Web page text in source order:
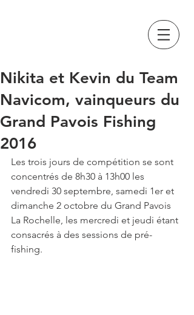
Nikita et Kevin du Team
Navicom, vainqueurs du
Grand Pavois Fishing
2016
Les trois jours de compétition se sont
concentrés de 8h30 à 13h00 les
vendredi 30 septembre, samedi 1er et
dimanche 2 octobre du Grand Pavois
La Rochelle, les mercredi et jeudi étant
consacrés à des sessions de pré-
fishing.